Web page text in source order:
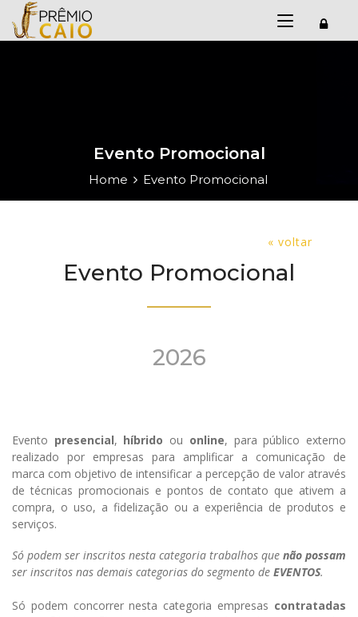
Evento Promocional
Home Evento Promocional
« voltar
Evento Promocional
2026
Evento presencial, híbrido ou online, para público externo
realizado por empresas para amplificar a comunicação de
marca com objetivo de intensificar a percepção de valor através
de técnicas promocionais e pontos de contato que ativem a
compra, o uso, a fidelização ou a experiência de produtos e
serviços.
Só podem ser inscritos nesta categoria trabalhos que não possam
ser inscritos nas demais categorias do segmento de EVENTOS.
Só podem concorrer nesta categoria empresas contratadas